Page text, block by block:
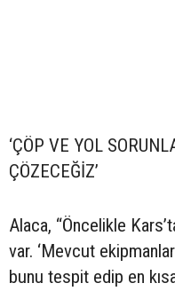
‘ÇÖP VE YOL
ÇÖZECEĞİZ’
Alaca, “Öncelikle
var. ‘Mevcut
bunu tespit edip en